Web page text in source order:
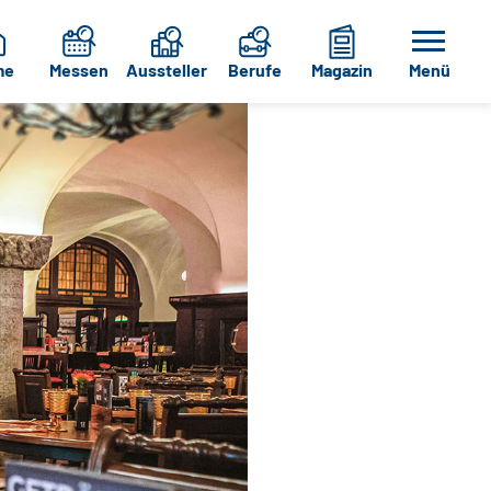
Messen Aussteller Berufe Magazin Menü